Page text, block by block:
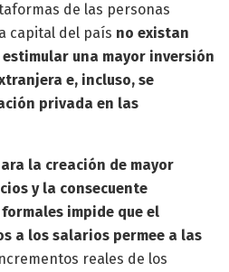
de las personas
capital del país no existan
una mayor inversión
e, incluso, se
privada en las
la creación de mayor
y la consecuente
impide que el
a los salarios permee a las
reales de los